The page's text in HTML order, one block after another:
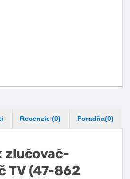
Recenzie (0) Poradňa(0)
zlučovač-
TV (47-862